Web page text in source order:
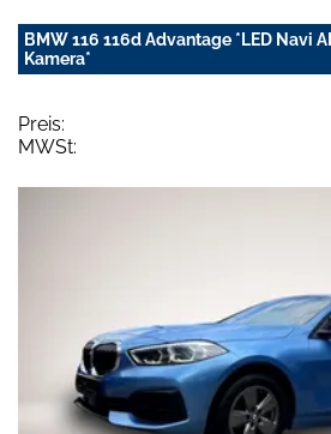
BMW 116 116d Advantage *LED Navi
Kamera*
Preis:
MWSt: